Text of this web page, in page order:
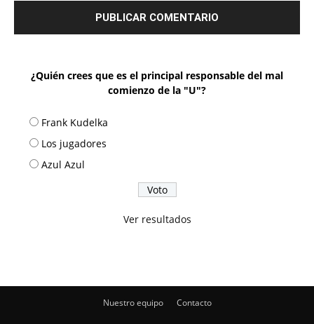
¿Quién crees que es el principal responsable del mal
comienzo de la "U"?
Frank Kudelka
Los jugadores
Azul Azul
Ver resultados
Nuestro equipo Contacto